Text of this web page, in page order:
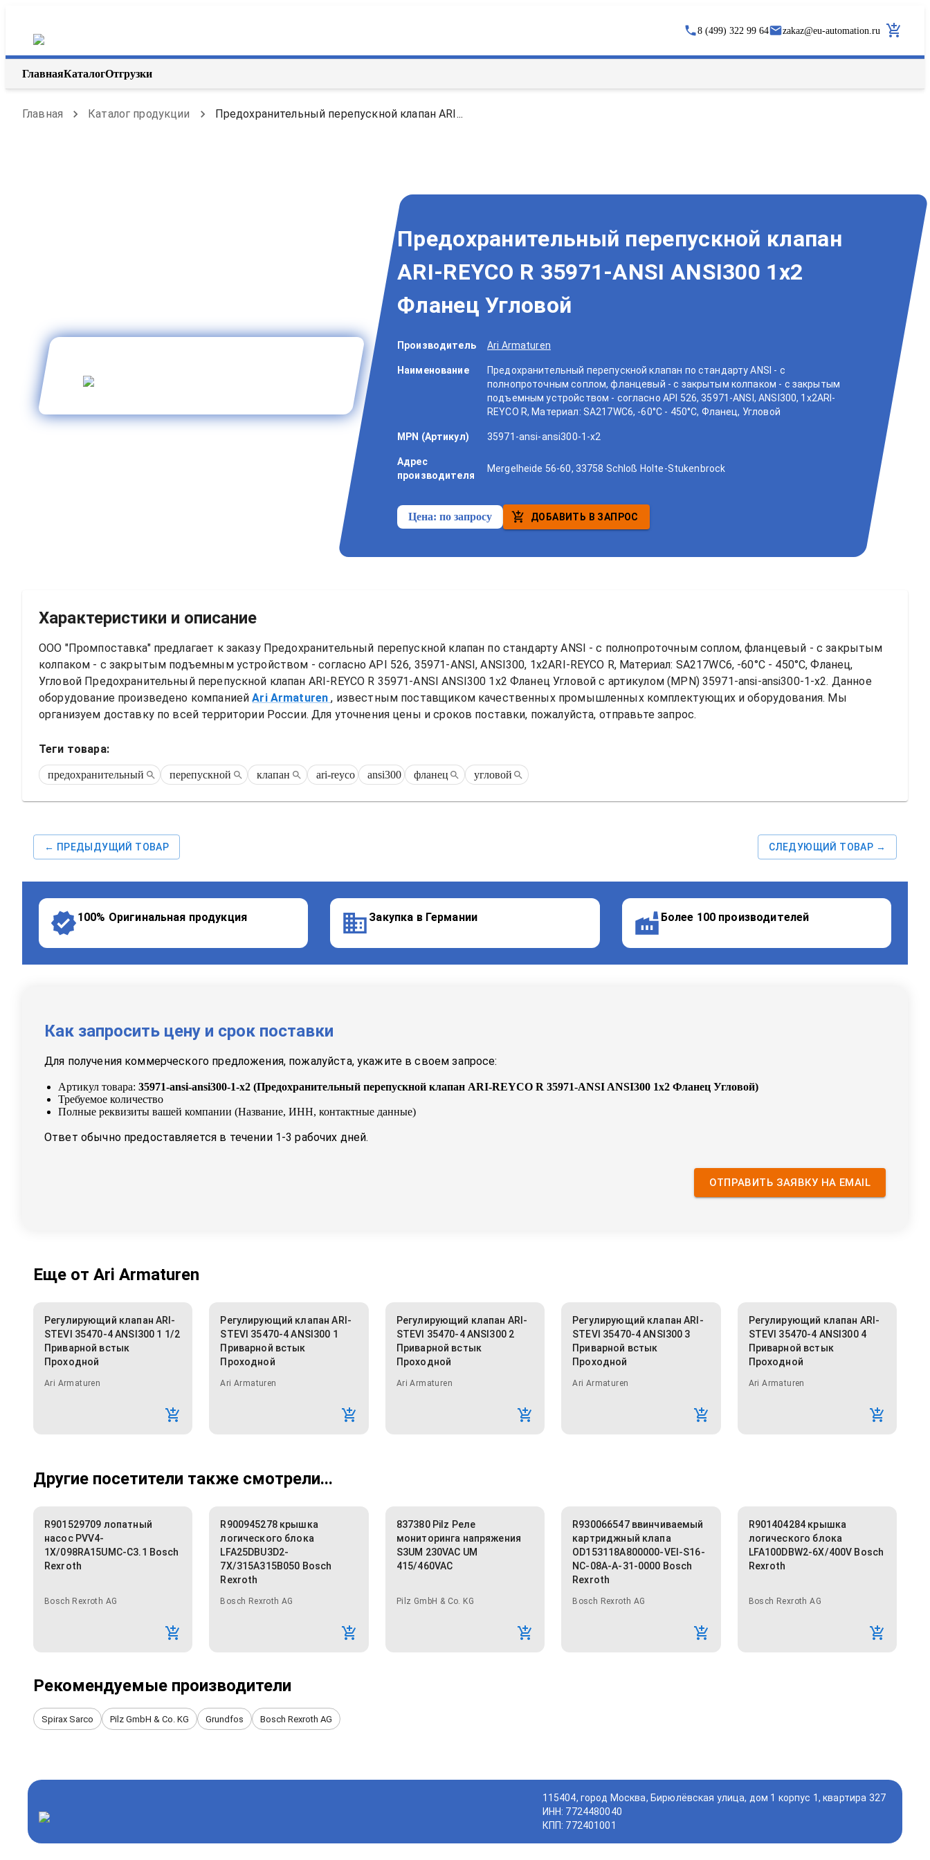
8 (499) 322 99 64 zakaz@eu-automation.ru
ГлавнаяКаталогОтгрузки
Главная Каталог продукции Предохранительный перепускной клапан ARI...
Предохранительный перепускной клапан
ARI-REYCO R 35971-ANSI ANSI300 1x2
Фланец Угловой
Производитель Ari Armaturen
Наименование
Предохранительный перепускной клапан по стандарту ANSI - с
полнопроточным соплом, фланцевый - с закрытым колпаком - с закрытым
подъемным устройством - согласно API 526, 35971-ANSI, ANSI300, 1x2ARI-
REYCO R, Материал: SA217WC6, -60°C - 450°C, Фланец, Угловой
MPN (Артикул) 35971-ansi-ansi300-1-x2
Адрес
производителя
Mergelheide 56-60, 33758 Schloß Holte-Stukenbrock
Цена:по запросу ДОБАВИТЬ В ЗАПРОС
Характеристики и описание
ООО "Промпоставка" предлагает к заказу Предохранительный перепускной клапан по стандарту ANSI - с полнопроточным соплом, фланцевый - с закрытым
колпаком - с закрытым подъемным устройством - согласно API 526, 35971-ANSI, ANSI300, 1x2ARI-REYCO R, Материал: SA217WC6, -60°C - 450°C, Фланец,
Угловой Предохранительный перепускной клапан ARI-REYCO R 35971-ANSI ANSI300 1x2 Фланец Угловой с артикулом (MPN) 35971-ansi-ansi300-1-x2. Данное
оборудование произведено компанией Ari Armaturen , известным поставщиком качественных промышленных комплектующих и оборудования. Мы
организуем доставку по всей территории России. Для уточнения цены и сроков поставки, пожалуйста, отправьте запрос.
Теги товара:
предохранительный перепускной клапан ari-reyco ansi300 фланец угловой
← ПРЕДЫДУЩИЙ ТОВАР СЛЕДУЮЩИЙ ТОВАР →
100% Оригинальная продукция Закупка в Германии Более 100 производителей
Как запросить цену и срок поставки
Для получения коммерческого предложения, пожалуйста, укажите в своем запросе:
Артикул товара: 35971-ansi-ansi300-1-x2 (Предохранительный перепускной клапан ARI-REYCO R 35971-ANSI ANSI300 1x2 Фланец Угловой)
Требуемое количество
Полные реквизиты вашей компании (Название, ИНН, контактные данные)
Ответ обычно предоставляется в течении 1-3 рабочих дней.
ОТПРАВИТЬ ЗАЯВКУ НА EMAIL
Еще от Ari Armaturen
Регулирующий клапан ARI-
STEVI 35470-4 ANSI300 1 1/2
Приварной встык
Проходной
Ari Armaturen
Регулирующий клапан ARI-
STEVI 35470-4 ANSI300 1
Приварной встык
Проходной
Ari Armaturen
Регулирующий клапан ARI-
STEVI 35470-4 ANSI300 2
Приварной встык
Проходной
Ari Armaturen
Регулирующий клапан ARI-
STEVI 35470-4 ANSI300 3
Приварной встык
Проходной
Ari Armaturen
Регулирующий клапан ARI-
STEVI 35470-4 ANSI300 4
Приварной встык
Проходной
Ari Armaturen
Другие посетители также смотрели...
R901529709 лопатный
насос PVV4-
1X/098RA15UMC-C3.1 Bosch
Rexroth
Bosch Rexroth AG
R900945278 крышка
логического блока
LFA25DBU3D2-
7X/315A315B050 Bosch
Rexroth
Bosch Rexroth AG
837380 Pilz Реле
мониторинга напряжения
S3UM 230VAC UM
415/460VAC
Pilz GmbH & Co. KG
R930066547 ввинчиваемый
картриджный клапа
OD153118A800000-VEI-S16-
NC-08A-A-31-0000 Bosch
Rexroth
Bosch Rexroth AG
R901404284 крышка
логического блока
LFA100DBW2-6X/400V Bosch
Rexroth
Bosch Rexroth AG
Рекомендуемые производители
Spirax Sarco Pilz GmbH & Co. KG Grundfos Bosch Rexroth AG
115404, город Москва, Бирюлёвская улица, дом 1 корпус 1, квартира 327
ИНН: 7724480040
КПП: 772401001